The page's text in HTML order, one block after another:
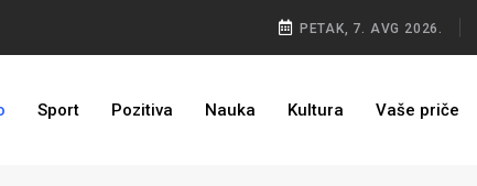
PETAK, 7. AVG 2026.
Sport Pozitiva Nauka Kultura Vaše priče